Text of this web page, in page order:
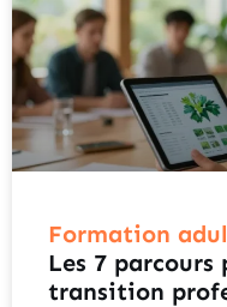
Formation
Les 7 parcours
transition